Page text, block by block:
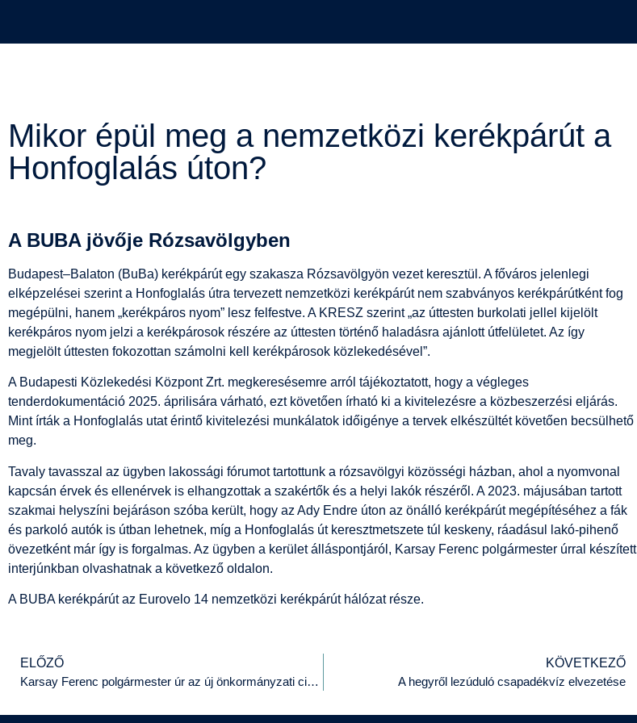
Mikor épül meg a nemzetközi kerékpárút a
Honfoglalás úton?
A BUBA jövője Rózsavölgyben
Budapest–Balaton (BuBa) kerékpárút egy szakasza Rózsavölgyön vezet keresztül. A főváros jelenlegi
elképzelései szerint a Honfoglalás útra tervezett nemzetközi kerékpárút nem szabványos kerékpárútként fog
megépülni, hanem „kerékpáros nyom” lesz felfestve. A KRESZ szerint „az úttesten burkolati jellel kijelölt
kerékpáros nyom jelzi a kerékpárosok részére az úttesten történő haladásra ajánlott útfelületet. Az így
megjelölt úttesten fokozottan számolni kell kerékpárosok közlekedésével”.
A Budapesti Közlekedési Központ Zrt. megkeresésemre arról tájékoztatott, hogy a végleges
tenderdokumentáció 2025. áprilisára várható, ezt követően írható ki a kivitelezésre a közbeszerzési eljárás.
Mint írták a Honfoglalás utat érintő kivitelezési munkálatok időigénye a tervek elkészültét követően becsülhető
meg.
Tavaly tavasszal az ügyben lakossági fórumot tartottunk a rózsavölgyi közösségi házban, ahol a nyomvonal
kapcsán érvek és ellenérvek is elhangzottak a szakértők és a helyi lakók részéről. A 2023. májusában tartott
szakmai helyszíni bejáráson szóba került, hogy az Ady Endre úton az önálló kerékpárút megépítéséhez a fák
és parkoló autók is útban lehetnek, míg a Honfoglalás út keresztmetszete túl keskeny, ráadásul lakó-pihenő
övezetként már így is forgalmas. Az ügyben a kerület álláspontjáról, Karsay Ferenc polgármester úrral készített
interjúnkban olvashatnak a következő oldalon.
A BUBA kerékpárút az Eurovelo 14 nemzetközi kerékpárút hálózat része.
ELŐZŐ
Karsay Ferenc polgármester úr az új önkormányzati ciklusról
KÖVETKEZŐ
A hegyről lezúduló csapadékvíz elvezetése